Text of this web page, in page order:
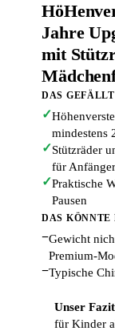
Jahre
mit
DAS
✓
mindestens
✓Stützräder
für Anfänger
✓Praktische
Pausen
DAS KÖNNTE
−Gewicht
Premium-
−Typische
Unser
für Kinder